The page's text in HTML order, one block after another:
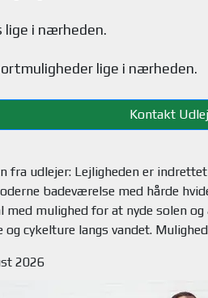
lige i nærheden.
lige i nærheden.
Kontakt
fra udlejer: Lejligheden er
badeværelse med hårde
med mulighed for at nyde solen
2026